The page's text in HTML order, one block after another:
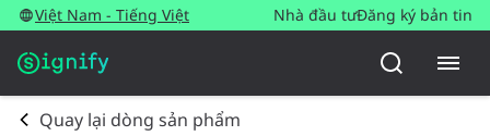
Việt Nam - Tiếng Việt Nhà đầu tưĐăng ký bản tin
Quay lại dòng sản phẩm